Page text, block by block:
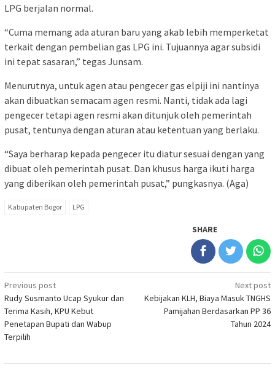
LPG berjalan normal.
“Cuma memang ada aturan baru yang akab lebih memperketat
terkait dengan pembelian gas LPG ini. Tujuannya agar subsidi
ini tepat sasaran,” tegas Junsam.
Menurutnya, untuk agen atau pengecer gas elpiji ini nantinya
akan dibuatkan semacam agen resmi. Nanti, tidak ada lagi
pengecer tetapi agen resmi akan ditunjuk oleh pemerintah
pusat, tentunya dengan aturan atau ketentuan yang berlaku.
“Saya berharap kepada pengecer itu diatur sesuai dengan yang
dibuat oleh pemerintah pusat. Dan khusus harga ikuti harga
yang diberikan oleh pemerintah pusat,” pungkasnya. (Aga)
Kabupaten Bogor LPG
SHARE
Post
navigation
Previous post
Rudy Susmanto Ucap Syukur dan
Terima Kasih, KPU Kebut
Penetapan Bupati dan Wabup
Terpilih
Next post
Kebijakan KLH, Biaya Masuk TNGHS
Pamijahan Berdasarkan PP 36
Tahun 2024